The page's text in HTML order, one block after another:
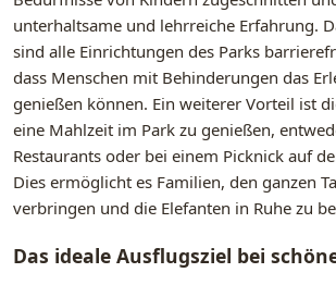
unterhaltsame und lehrreiche Erfahrung.
sind alle Einrichtungen des Parks
dass Menschen mit Behinderungen das
genießen können. Ein weiterer Vorteil ist
eine Mahlzeit im Park zu genießen,
Restaurants oder bei einem Picknick auf
Dies ermöglicht es Familien, den ganzen
verbringen und die Elefanten in Ruhe zu
Das ideale Ausflugsziel bei